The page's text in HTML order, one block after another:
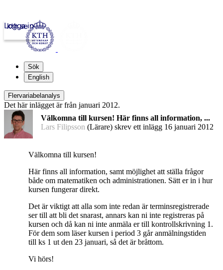
kth.se
Logga in
Sök
English
Flervariabelanalys
Det här inlägget är från januari 2012.
Välkomna till kursen! Här finns all information, ...
Lars Filipsson (Lärare) skrev ett inlägg 16 januari 2012
Välkomna till kursen!
Här finns all information, samt möjlighet att ställa frågor
både om matematiken och administrationen. Sätt er in i hur
kursen fungerar direkt.
Det är viktigt att alla som inte redan är terminsregistrerade
ser till att bli det snarast, annars kan ni inte registreras på
kursen och då kan ni inte anmäla er till kontrollskrivning 1.
För dem som läser kursen i period 3 går anmälningstiden
till ks 1 ut den 23 januari, så det är bråttom.
Vi hörs!